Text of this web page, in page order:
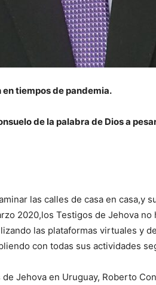
tiempos de pandemia.
de la palabra de Dios a
las calles de casa en casa,y
2020,los Testigos de Jehova no
las plataformas virtuales y
con todas sus actividades
Jehova en Uruguay, Roberto